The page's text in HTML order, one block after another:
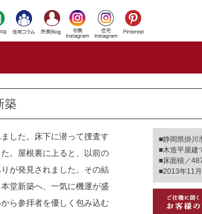
築
した。床下に潜って捜査す
。屋根裏に上ると、以前の
が発見されました。その結
堂新築へ、一気に機運が盛
ら参拝者を優しく包み込む
■静岡県掛川
■木造平屋建
■床面積／
■2013年11